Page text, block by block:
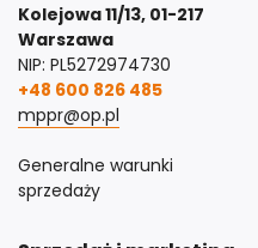
Kolejowa 11/13, 01-217
Warszawa
NIP: PL5272974730
+48 600 826 485
mppr@op.pl
Generalne warunki
sprzedaży